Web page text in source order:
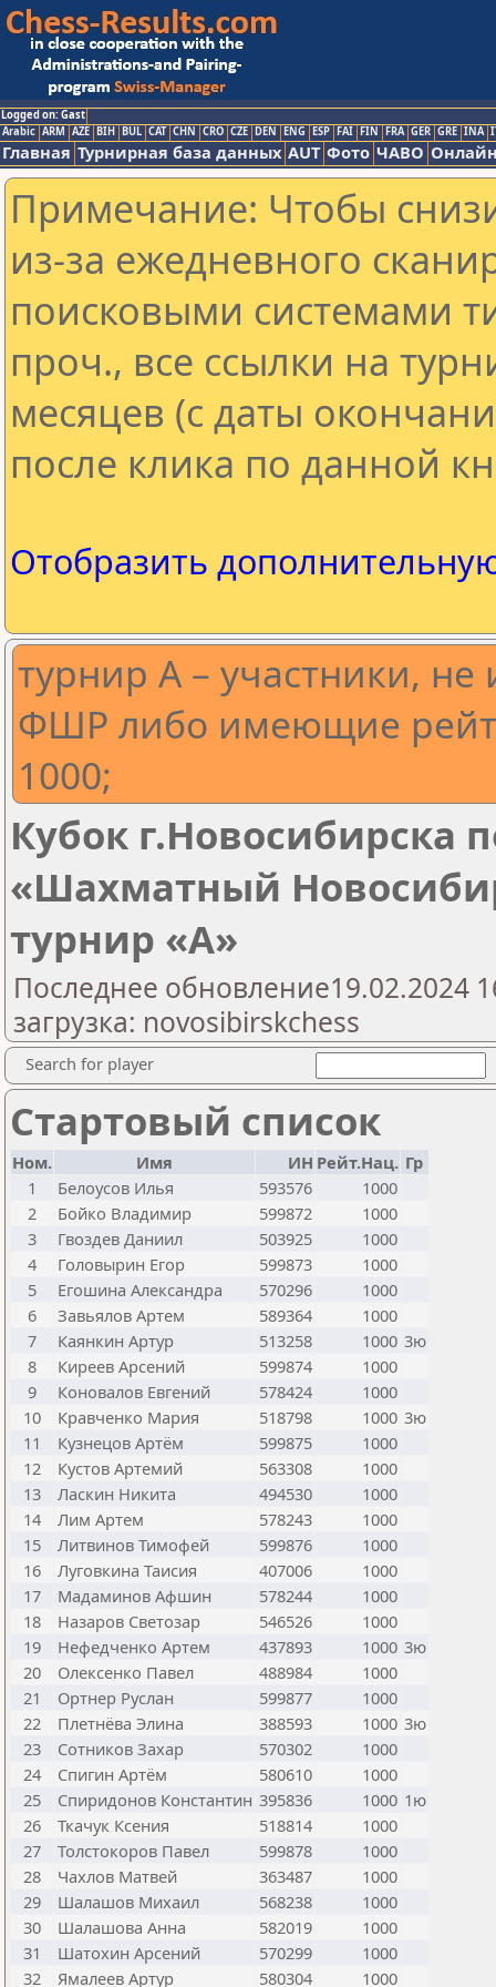
Logged on: Gast
Arabic ARM AZE BIH BUL CAT CHN CRO CZE DEN ENG ESP FAI FIN FRA GER GRE INA
Главная Турнирная база данных AUT Фото ЧАВО
Примечание: Чтобы
из-за ежедневного
поисковыми системами
проч., все ссылки на
месяцев (с даты
после клика по данной
Отобразить
турнир А – участники,
ФШР либо имеющие
1000;
Кубок г.Новосибирска
«Шахматный
турнир «A»
Последнее обновление19.02.2024
загрузка: novosibirskchess
Search for player
Стартовый список
Ном. Имя ИН Рейт.Нац. Гр
1
Белоусов Илья 593576
1000
2
Бойко Владимир 599872
1000
3
Гвоздев Даниил 503925
1000
4
Головырин Егор 599873
1000
5
Егошина Александра 570296
1000
6
Завьялов Артем 589364
1000
7
Каянкин Артур 513258 1000 3ю
8
Киреев Арсений 599874
1000
9
Коновалов Евгений 578424
1000
10
Кравченко Мария 518798 1000 3ю
11
Кузнецов Артём 599875
1000
12
Кустов Артемий 563308
1000
13
Ласкин Никита 494530
1000
14
Лим Артем 578243
1000
15
Литвинов Тимофей 599876
1000
16
Луговкина Таисия 407006
1000
17
Мадаминов Афшин 578244
1000
18
Назаров Светозар 546526
1000
19
Нефедченко Артем 437893 1000 3ю
20
Олексенко Павел 488984
1000
21
Ортнер Руслан 599877
1000
22
Плетнёва Элина 388593 1000 3ю
23
Сотников Захар 570302
1000
24
Спигин Артём 580610
1000
25
Спиридонов Константин 395836 1000 1ю
26
Ткачук Ксения 518814
1000
27
Толстокоров Павел 599878
1000
28
Чахлов Матвей 363487
1000
29
Шалашов Михаил 568238
1000
30
Шалашова Анна 582019
1000
31
Шатохин Арсений 570299
1000
32
Ямалеев Артур 580304 1000